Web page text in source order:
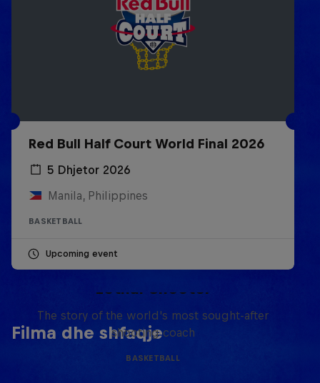
Red Bull Half Court World Final 2026
5 Dhjetor 2026
Manila, Philippines
BASKETBALL
Upcoming event
Filma dhe shfaqje
Life & Basketball: The Rise of
Lethal Shooter
The story of the world's most sought-after
shooting coach
BASKETBALL